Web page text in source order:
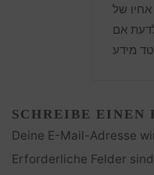
של
אם
מידע
SCHREIBE EINEN
Deine E-Mail-Adresse
Erforderliche Felder